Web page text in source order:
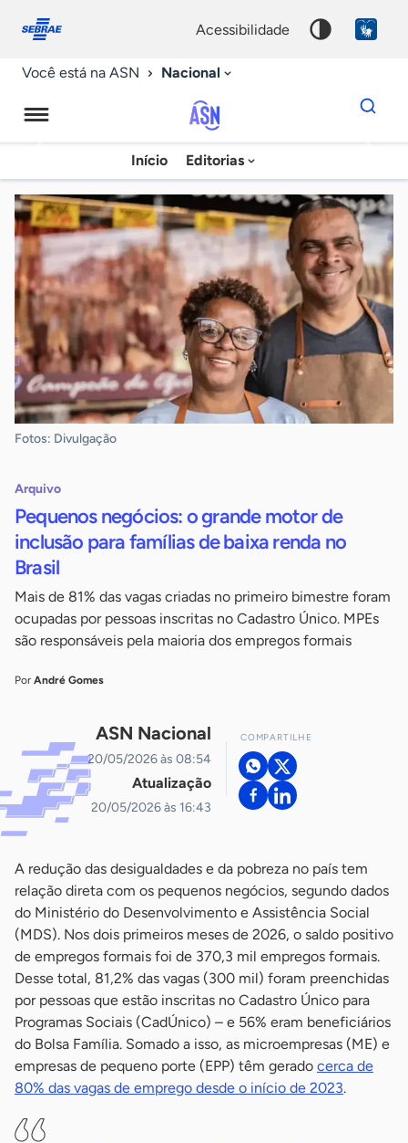
conosco
acessibilidade
Você está na ASN Nacional
Agência
Sebrae
de
Notícias
Início Editorias
Dados
para
chave
Fotos: Divulgação
Arquivo
Pequenos negócios: o grande motor de
inclusão para famílias de baixa renda no
Brasil
Mais de 81% das vagas criadas no primeiro bimestre foram
ocupadas por pessoas inscritas no Cadastro Único. MPEs
são responsáveis pela maioria dos empregos formais
Por André Gomes
ASN Nacional
20/05/2026 às 08:54
Atualização
20/05/2026 às 16:43
COMPARTILHE
A redução das desigualdades e da pobreza no país tem
relação direta com os pequenos negócios, segundo dados
do Ministério do Desenvolvimento e Assistência Social
(MDS). Nos dois primeiros meses de 2026, o saldo positivo
de empregos formais foi de 370,3 mil empregos formais.
Desse total, 81,2% das vagas (300 mil) foram preenchidas
por pessoas que estão inscritas no Cadastro Único para
Programas Sociais (CadÚnico) – e 56% eram beneficiários
do Bolsa Família. Somado a isso, as microempresas (ME) e
empresas de pequeno porte (EPP) têm gerado cerca de
80% das vagas de emprego desde o início de 2023.